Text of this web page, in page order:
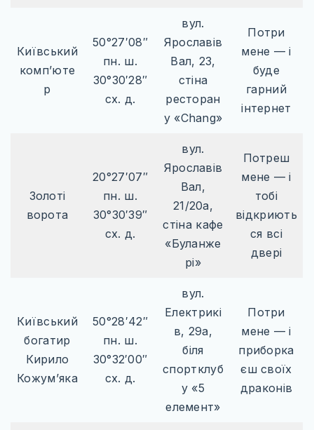
Київський
комп’юте
р
50°27′08″
пн. ш.
30°30′28″
сх. д.
вул.
Ярославів
Вал, 23,
стіна
ресторан
у «Chang»
Потри
мене — і
буде
гарний
інтернет
Золоті
ворота
20°27′07″
пн. ш.
30°30′39″
сх. д.
вул.
Ярославів
Вал,
21/20а,
стіна кафе
«Буланже
рі»
Потреш
мене — і
тобі
відкриють
ся всі
двері
Київський
богатир
Кирило
Кожум’яка
50°28′42″
пн. ш.
30°32′00″
сх. д.
вул.
Електрикі
в, 29а,
біля
спортклуб
у «5
елемент»
Потри
мене — і
приборка
єш своїх
драконів